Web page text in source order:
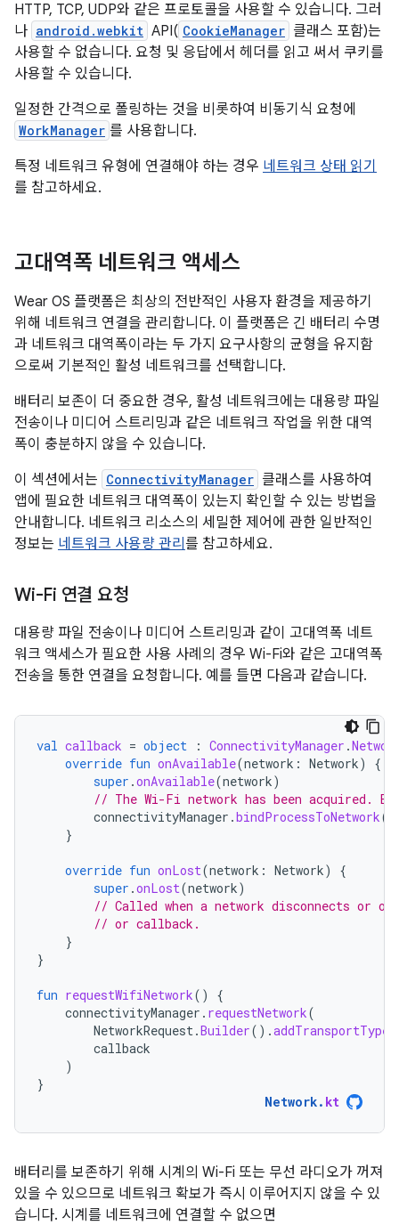
HTTP, TCP, UDP와 같은 프로토콜을 사용할 수 있습니다. 그러
나 android.webkit API( CookieManager 클래스 포함)는
사용할 수 없습니다. 요청 및 응답에서 헤더를 읽고 써서 쿠키를
사용할 수 있습니다.
일정한 간격으로 폴링하는 것을 비롯하여 비동기식 요청에
WorkManager 를 사용합니다.
특정 네트워크 유형에 연결해야 하는 경우 네트워크 상태 읽기
를 참고하세요.
고대역폭 네트워크 액세스
Wear OS 플랫폼은 최상의 전반적인 사용자 환경을 제공하기
위해 네트워크 연결을 관리합니다. 이 플랫폼은 긴 배터리 수명
과 네트워크 대역폭이라는 두 가지 요구사항의 균형을 유지함
으로써 기본적인 활성 네트워크를 선택합니다.
배터리 보존이 더 중요한 경우, 활성 네트워크에는 대용량 파일
전송이나 미디어 스트리밍과 같은 네트워크 작업을 위한 대역
폭이 충분하지 않을 수 있습니다.
이 섹션에서는 ConnectivityManager 클래스를 사용하여
앱에 필요한 네트워크 대역폭이 있는지 확인할 수 있는 방법을
안내합니다. 네트워크 리소스의 세밀한 제어에 관한 일반적인
정보는 네트워크 사용량 관리 를 참고하세요.
Wi-Fi 연결 요청
대용량 파일 전송이나 미디어 스트리밍과 같이 고대역폭 네트
워크 액세스가 필요한 사용 사례의 경우 Wi-Fi와 같은 고대역폭
전송을 통한 연결을 요청합니다. 예를 들면 다음과 같습니다.
val callback = object : ConnectivityManager .
override fun onAvailable(network : Network)
{
super .onAvailable(network)
// The Wi-Fi network has been acquired.
connectivityManager .bindProcessToNetwork(
}
override fun onLost(network : Network)
{
super .onLost(network)
// Called when a network disconnects or
// or callback.
}
}
fun requestWifiNetwork()
{
connectivityManager . requestNetwork(
NetworkRequest.Builder().addTransportType
callback
)
}
Network. kt
배터리를 보존하기 위해 시계의 Wi-Fi 또는 무선 라디오가 꺼져
있을 수 있으므로 네트워크 확보가 즉시 이루어지지 않을 수 있
습니다. 시계를 네트워크에 연결할 수 없으면